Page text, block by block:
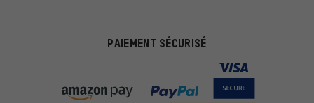
PAIEMENT SÉCURISÉ